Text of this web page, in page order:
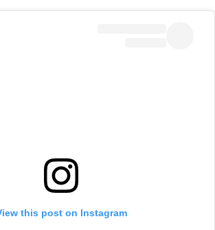
this post on Instagram